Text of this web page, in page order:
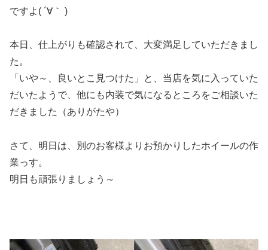
ですよ( ´∀｀ )
本日、仕上がりも確認されて、大変満足していただきまし
た。
「いや～、良いとこ見つけた」と、当店を気に入っていた
だいたようで、他にも内装で気になるところをご相談いた
だきました（ありがたや）
さて、明日は、別のお客様よりお預かりしたホイールの作
業っす。
明日も頑張りましょう～